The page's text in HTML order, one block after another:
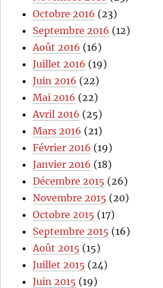
Octobre 2016 (23)
Septembre 2016 (12)
Août 2016 (16)
Juillet 2016 (19)
Juin 2016 (22)
Mai 2016 (22)
Avril 2016 (25)
Mars 2016 (21)
Février 2016 (19)
Janvier 2016 (18)
Décembre 2015 (26)
Novembre 2015 (20)
Octobre 2015 (17)
Septembre 2015 (16)
Août 2015 (15)
Juillet 2015 (24)
Juin 2015 (19)